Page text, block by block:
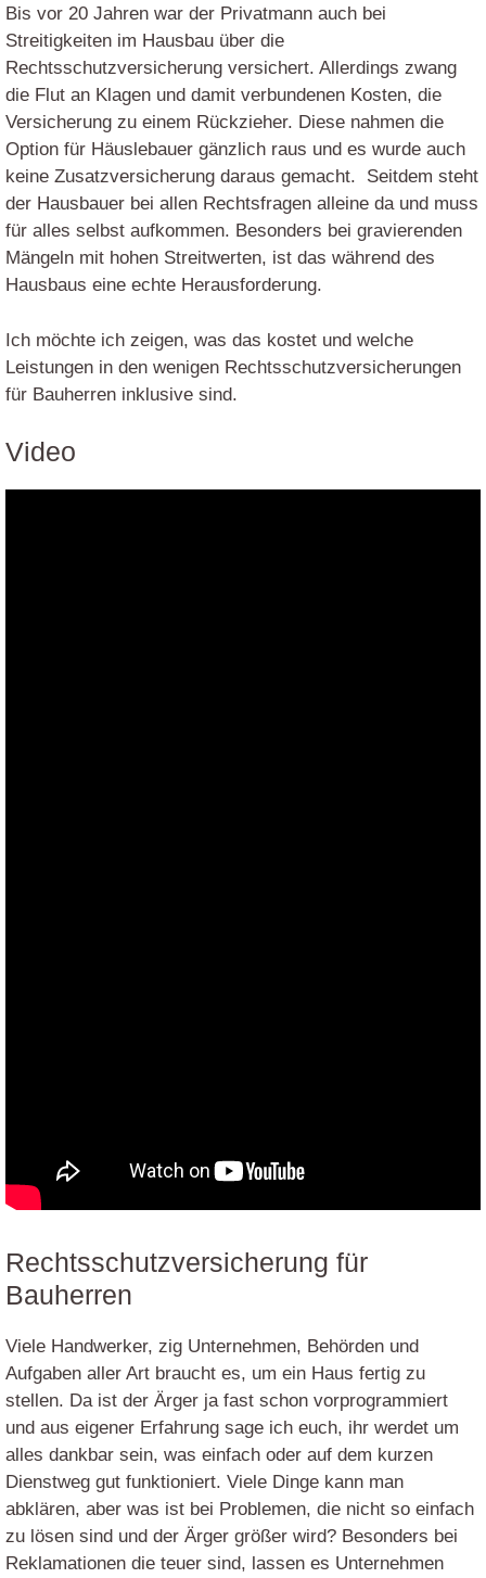
Bis vor 20 Jahren war der Privatmann auch bei
Streitigkeiten im Hausbau über die
Rechtsschutzversicherung versichert. Allerdings zwang
die Flut an Klagen und damit verbundenen Kosten, die
Versicherung zu einem Rückzieher. Diese nahmen die
Option für Häuslebauer gänzlich raus und es wurde auch
keine Zusatzversicherung daraus gemacht. Seitdem steht
der Hausbauer bei allen Rechtsfragen alleine da und muss
für alles selbst aufkommen. Besonders bei gravierenden
Mängeln mit hohen Streitwerten, ist das während des
Hausbaus eine echte Herausforderung.
Ich möchte ich zeigen, was das kostet und welche
Leistungen in den wenigen Rechtsschutzversicherungen
für Bauherren inklusive sind.
Video
Rechtsschutzversicherung für
Bauherren
Viele Handwerker, zig Unternehmen, Behörden und
Aufgaben aller Art braucht es, um ein Haus fertig zu
stellen. Da ist der Ärger ja fast schon vorprogrammiert
und aus eigener Erfahrung sage ich euch, ihr werdet um
alles dankbar sein, was einfach oder auf dem kurzen
Dienstweg gut funktioniert. Viele Dinge kann man
abklären, aber was ist bei Problemen, die nicht so einfach
zu lösen sind und der Ärger größer wird? Besonders bei
Reklamationen die teuer sind, lassen es Unternehmen